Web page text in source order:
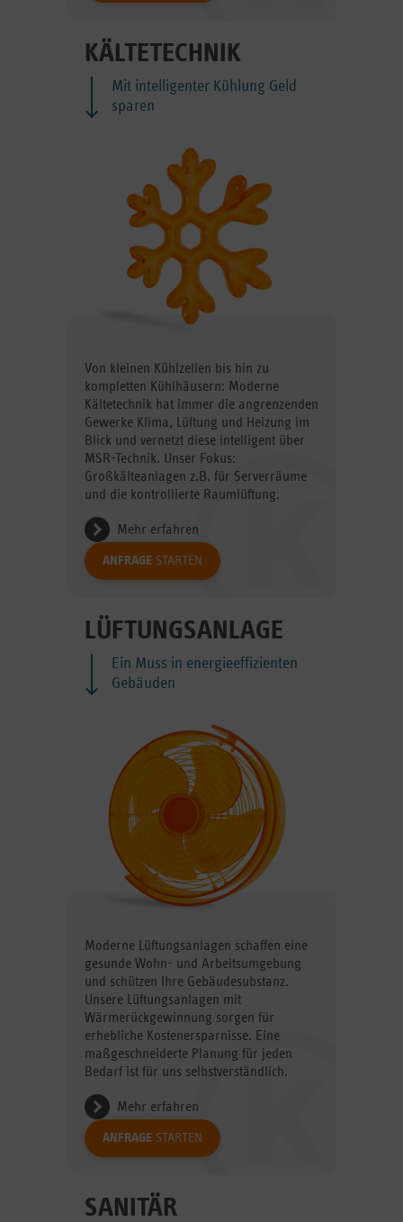
KÄLTETECHNIK
Mit intelligenter Kühlung Geld
sparen
Von kleinen Kühlzellen bis hin zu
kompletten Kühlhäusern: Moderne
Kältetechnik hat immer die angrenzenden
Gewerke Klima, Lüftung und Heizung im
Blick und vernetzt diese intelligent über
MSR-Technik. Unser Fokus:
Großkälteanlagen z.B. für Serverräume
und die kontrollierte Raumlüftung.
Mehr erfahren
ANFRAGE STARTEN
LÜFTUNGSANLAGE
Ein Muss in energieeffizienten
Gebäuden
Moderne Lüftungsanlagen schaffen eine
gesunde Wohn- und Arbeitsumgebung
und schützen Ihre Gebäudesubstanz.
Unsere Lüftungsanlagen mit
Wärmerückgewinnung sorgen für
erhebliche Kostenersparnisse. Eine
maßgeschneiderte Planung für jeden
Bedarf ist für uns selbstverständlich.
Mehr erfahren
ANFRAGE STARTEN
SANITÄR